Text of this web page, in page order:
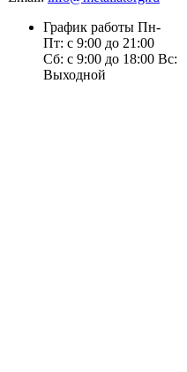
График работы Пн-
Пт: с 9:00 до 21:00
Сб: с 9:00 до 18:00 Вс:
Выходной